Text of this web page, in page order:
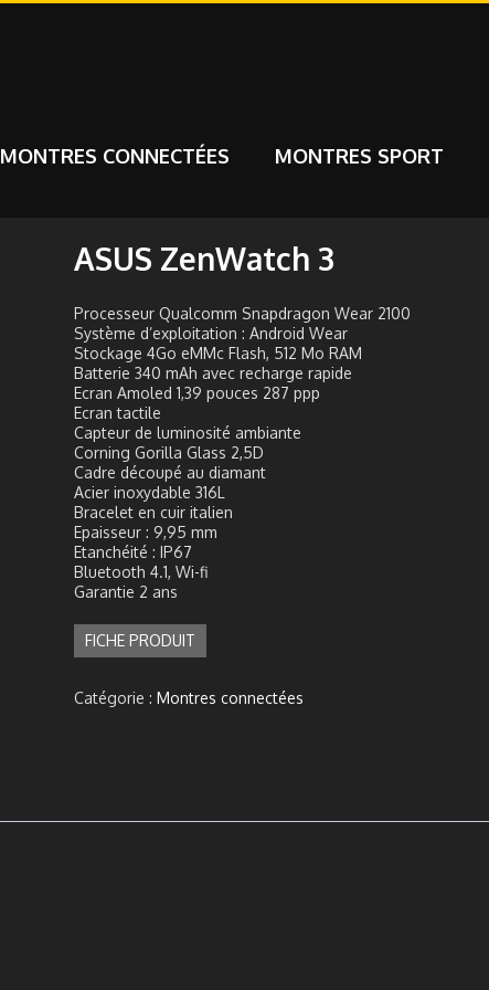
MONTRES CONNECTÉES MONTRES SPORT
ASUS ZenWatch 3
Processeur Qualcomm Snapdragon Wear 2100
Système d’exploitation : Android Wear
Stockage 4Go eMMc Flash, 512 Mo RAM
Batterie 340 mAh avec recharge rapide
Ecran Amoled 1,39 pouces 287 ppp
Ecran tactile
Capteur de luminosité ambiante
Corning Gorilla Glass 2,5D
Cadre découpé au diamant
Acier inoxydable 316L
Bracelet en cuir italien
Epaisseur : 9,95 mm
Etanchéité : IP67
Bluetooth 4.1, Wi-fi
Garantie 2 ans
FICHE PRODUIT
Catégorie :Montres connectées